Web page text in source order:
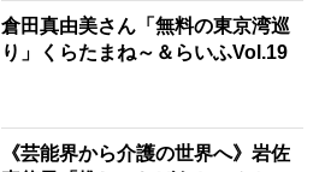
倉田真由美さん「無料の東京湾巡
り」くらたまね～＆らいふVol.19
《芸能界から介護の世界へ》岩佐